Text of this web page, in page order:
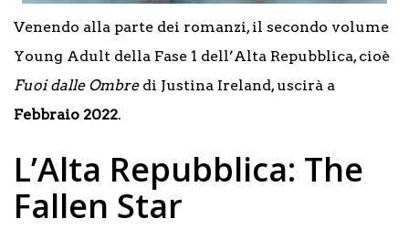
Venendo alla parte dei romanzi, il secondo volume
Young Adult della Fase 1 dell’Alta Repubblica, cioè
Fuoi dalle Ombre di Justina Ireland, uscirà a
Febbraio 2022.
L’Alta Repubblica: The
Fallen Star